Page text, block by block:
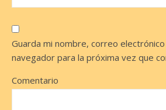
Guarda mi nombre, correo
navegador para la próxima vez que
Comentario